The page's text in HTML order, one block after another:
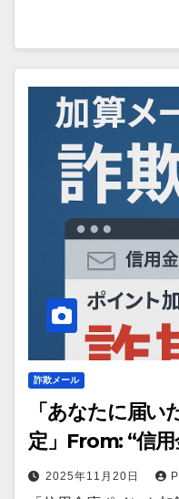
詐欺メール
「あなたに届い
定」From: “信用
2025年11月20日